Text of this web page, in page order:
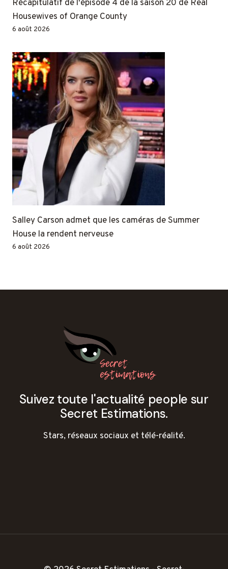
Récapitulatif de l'épisode 4 de la saison 20 de Real
Housewives of Orange County
6 août 2026
Salley Carson admet que les caméras de Summer
House la rendent nerveuse
6 août 2026
Suivez toute l'actualité people sur
Secret Estimations.
Stars, réseaux sociaux et télé-réalité.